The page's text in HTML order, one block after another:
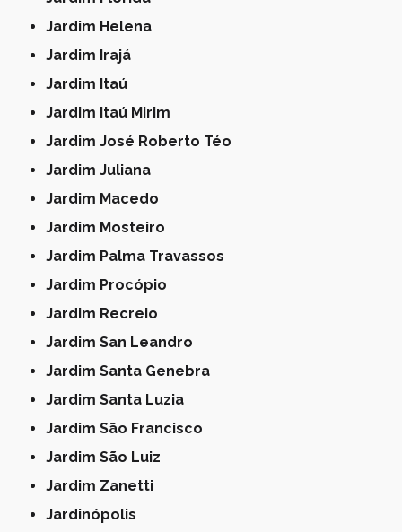
Jardim Helena
Jardim Irajá
Jardim Itaú
Jardim Itaú Mirim
Jardim José Roberto Téo
Jardim Juliana
Jardim Macedo
Jardim Mosteiro
Jardim Palma Travassos
Jardim Procópio
Jardim Recreio
Jardim San Leandro
Jardim Santa Genebra
Jardim Santa Luzia
Jardim São Francisco
Jardim São Luiz
Jardim Zanetti
Jardinópolis